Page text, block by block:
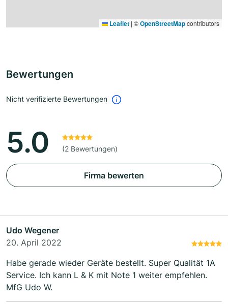
Leaflet | ©OpenStreetMapcontributors
Bewertungen
Nicht verifizierte Bewertungen
5.0 (2 Bewertungen)
Firma bewerten
Udo Wegener
20. April 2022
Habe gerade wieder Geräte bestellt. Super Qualität 1A
Service. Ich kann L & K mit Note 1 weiter empfehlen.
MfG Udo W.